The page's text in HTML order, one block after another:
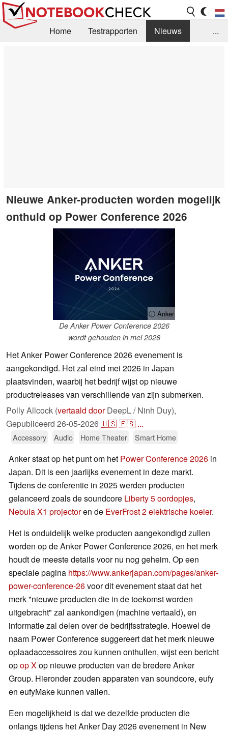
Home Testrapporten
Nieuws
...
Nieuwe Anker-producten worden mogelijk
onthuld op Power Conference 2026
ⓘ Anker
De Anker Power Conference 2026
wordt gehouden in mei 2026
Het Anker Power Conference 2026 evenement is
aangekondigd. Het zal eind mei 2026 in Japan
plaatsvinden, waarbij het bedrijf wijst op nieuwe
productreleases van verschillende van zijn submerken.
Polly Allcock (vertaald doorDeepL / Ninh Duy),
Gepubliceerd 26-05-2026🇺🇸🇪🇸 ...
Accessory Audio Home Theater Smart Home
Anker staat op het punt om het Power Conference 2026 in
Japan. Dit is een jaarlijks evenement in deze markt.
Tijdens de conferentie in 2025 werden producten
gelanceerd zoals de soundcore Liberty 5 oordopjes,
Nebula X1 projectoren de EverFrost 2 elektrische koeler.
Het is onduidelijk welke producten aangekondigd zullen
worden op de Anker Power Conference 2026, en het merk
houdt de meeste details voor nu nog geheim. Op een
speciale pagina https://www.ankerjapan.com/pages/anker-
power-conference-26voor dit evenement staat dat het
merk "nieuwe producten die in de toekomst worden
uitgebracht" zal aankondigen (machine vertaald), en
informatie zal delen over de bedrijfsstrategie. Hoewel de
naam Power Conference suggereert dat het merk nieuwe
oplaadaccessoires zou kunnen onthullen, wijst een bericht
opop Xop nieuwe producten van de bredere Anker
Group. Hieronder zouden apparaten van soundcore, eufy
en eufyMake kunnen vallen.
Een mogelijkheid is dat we dezelfde producten die
onlangs tijdens het Anker Day 2026 evenement in New